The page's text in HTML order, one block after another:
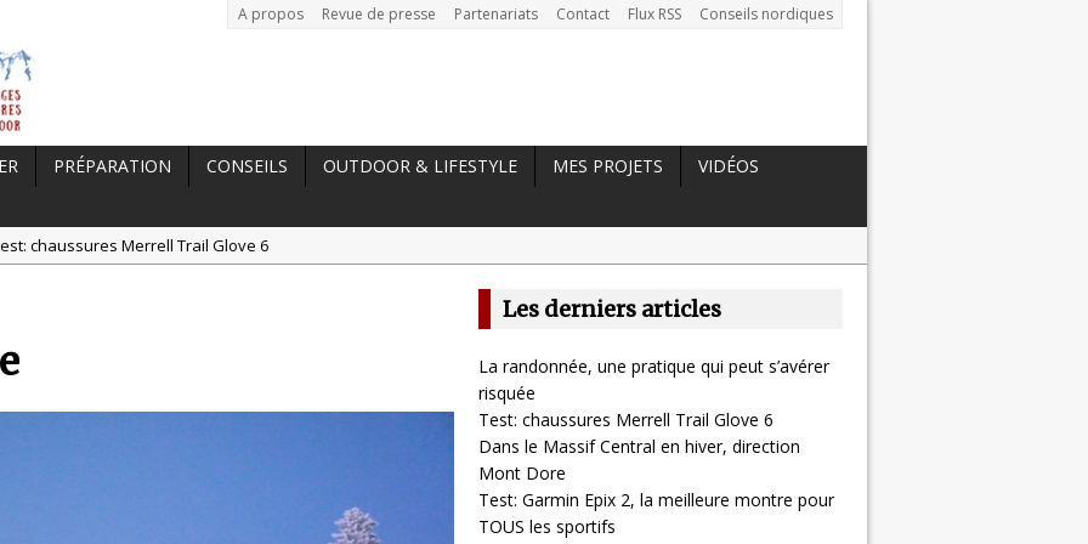
A propos Revue de presse Partenariats Contact Flux RSS Conseils nordiques
PRÉPARATION CONSEILS OUTDOOR & LIFESTYLE MES PROJETS
VIDÉOS
chaussures Merrell Trail Glove 6
chaussures de running Altra Rivera 2
Les derniers articles
La randonnée, une pratique qui peut s’avérer
risquée
Test: chaussures Merrell Trail Glove 6
Dans le Massif Central en hiver, direction
Mont Dore
Test: Garmin Epix 2, la meilleure montre pour
TOUS les sportifs